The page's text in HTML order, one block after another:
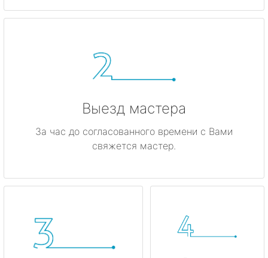
Выезд мастера
За час до согласованного времени с Вами
свяжется мастер.